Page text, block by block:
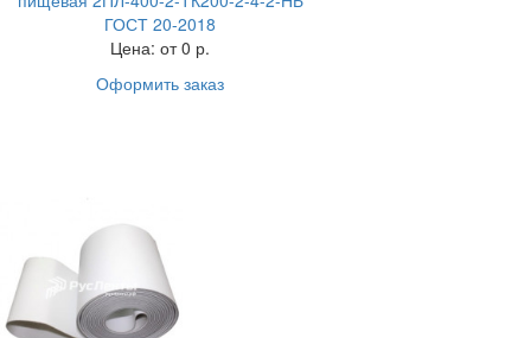
ГОСТ 20-2018
Цена: от 0 р.
Оформить заказ